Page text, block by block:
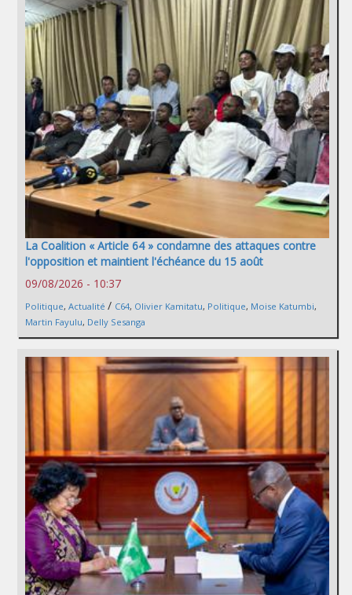
La Coalition « Article 64 » condamne des attaques contre
l'opposition et maintient l'échéance du 15 août
09/08/2026 - 10:37
Politique, Actualité / C64, Olivier Kamitatu, Politique, Moise Katumbi,
Martin Fayulu, Delly Sesanga